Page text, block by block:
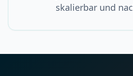
skalierbar und